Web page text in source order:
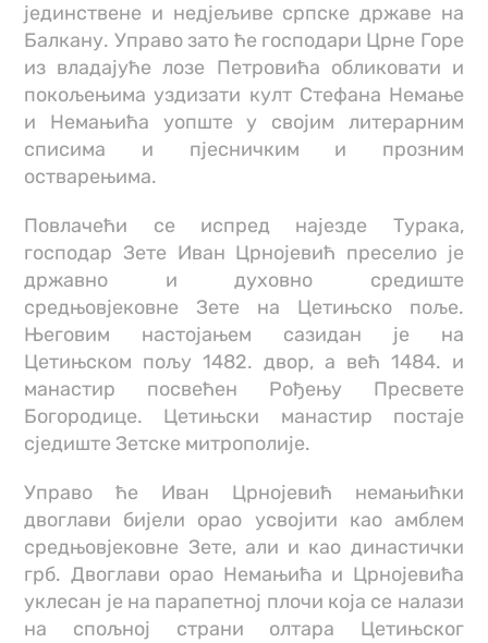
јединствене и недјељиве српске државе на
Балкану. Управо зато ће господари Црне Горе
из владајуће лозе Петровића обликовати и
покољењима уздизати култ Стефана Немање
и Немањића уопште у својим литерарним
списима и пјесничким и прозним
остварењима.
Повлачећи се испред најезде Турака,
господар Зете Иван Црнојевић преселио је
државно и духовно средиште
средњовјековне Зете на Цетињско поље.
Његовим настојањем сазидан је на
Цетињском пољу 1482. двор, а већ 1484. и
манастир посвећен Рођењу Пресвете
Богородице. Цетињски манастир постаје
сједиште Зетске митрополије.
Управо ће Иван Црнојевић немањићки
двоглави бијели орао усвојити као амблем
средњовјековне Зете, али и као династички
грб. Двоглави орао Немањића и Црнојевића
уклесан је на парапетној плочи која се налази
на спољној страни олтара Цетињског